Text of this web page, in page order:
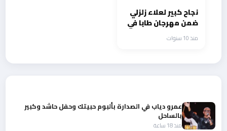
نجاح كبير لعلاء زلزلي
ضمن مهرجان طابا في
مصرمنذ 10 سنوات
عمرو دياب في الصدارة بألبوم حبيتك وحفل حاشد وكبير
بالساحل
منذ 18 ساعة